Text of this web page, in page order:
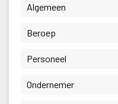
Algemeen
Beroep
Personeel
Ondernemer